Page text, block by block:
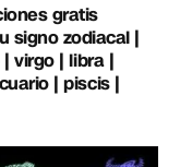
gratis
signo zodiacal |
virgo | libra |
| piscis |